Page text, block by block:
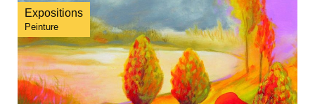
Expositions
Peinture